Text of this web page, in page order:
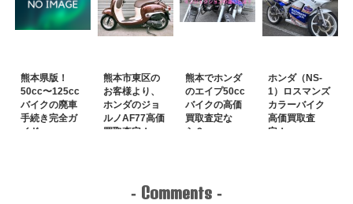
熊本県版！
50cc〜125cc
バイクの廃車
手続き完全ガ
イド
熊本市東区の
お客様より、
ホンダのジョ
ルノAF77高価
買取査定！
熊本でホンダ
のエイプ50cc
バイクの高価
買取査定な
ら？
ホンダ（NS-
1）ロスマンズ
カラーバイク
高価買取査
定！
- Comments -